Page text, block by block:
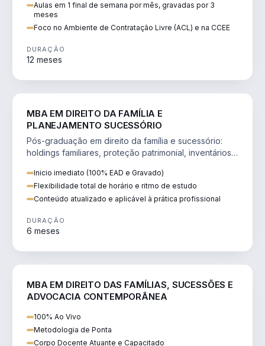
Aulas em 1 final de semana por mês, gravadas por 3
meses
Foco no Ambiente de Contratação Livre (ACL) e na CCEE
DURAÇÃO
12 meses
MBA EM DIREITO DA FAMÍLIA E
PLANEJAMENTO SUCESSÓRIO
Pós-graduação em direito da família e sucessório:
holdings familiares, proteção patrimonial, inventários
Inicio imediato (100% EAD e Gravado)
Flexibilidade total de horário e ritmo de estudo
Conteúdo atualizado e aplicável à prática profissional
DURAÇÃO
6 meses
MBA EM DIREITO DAS FAMÍLIAS, SUCESSÕES E
ADVOCACIA CONTEMPORÂNEA
100% Ao Vivo
Metodologia de Ponta
Corpo Docente Atuante e Capacitado